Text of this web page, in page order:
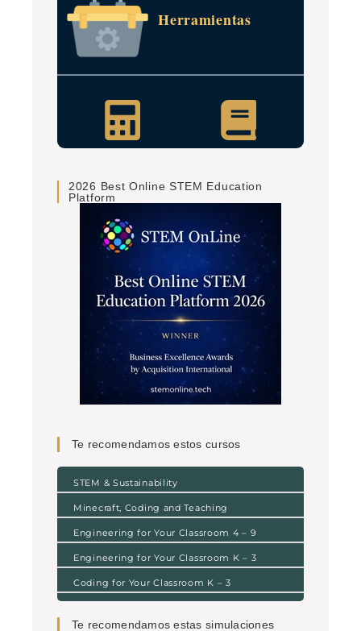
Herramientas
2026 Best Online STEM Education
Platform
Te recomendamos estos cursos
STEM & Sustainability
Minecraft, Coding and Teaching
Engineering for Your Classroom 4 – 9
Engineering for Your Classroom K – 3
Coding for Your Classroom K – 3
Te recomendamos estas simulaciones